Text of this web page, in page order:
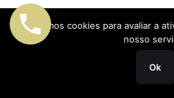
Utilizamos cookies para avaliar a
nosso
Ok